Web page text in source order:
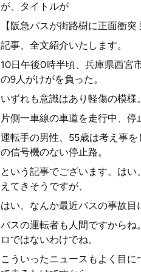
が、タイトルが
【阪急バスが街路樹に正面衝
記事、全文紹介いたします。
10日午後0時半頃、兵庫県西宮
の9人がけがを負った。
いずれも意識はあり軽傷の模様
片側一車線の車道を走行中、停
運転手の男性、55歳は考え事
の信号機のない停止路。
という記事でございます。は
えてきそうですが、
はい、なんか最近バスの事故目
バスの運転者も人間ですから
ロではないわけでね。
こういったニュースもよく目